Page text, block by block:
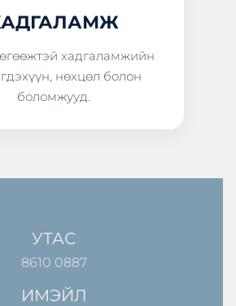
хадгаламжийн
нөхцөл болон
боломжууд.
УТАС
8610 0887
ИМЭЙЛ